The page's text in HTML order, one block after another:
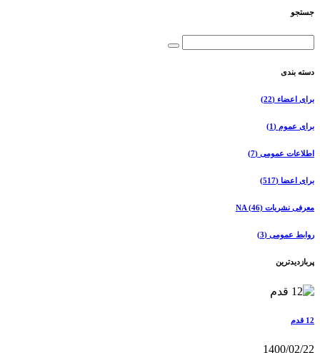
جستجو
دسته بندی
برای اعضاء (22)
برای عموم (1)
اطلاعات عمومی (7)
برای اعضا (517)
معرفی نشریات NA (46)
روابط عمومی (3)
پربازدیدترین
12 قدم
1400/02/22